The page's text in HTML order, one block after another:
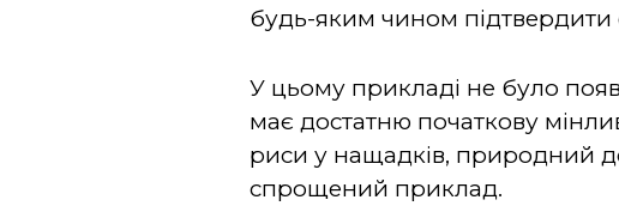
будь-яким чином
У цьому прикладі не було
має достатню початкову
риси у нащадків, природний
спрощений приклад.